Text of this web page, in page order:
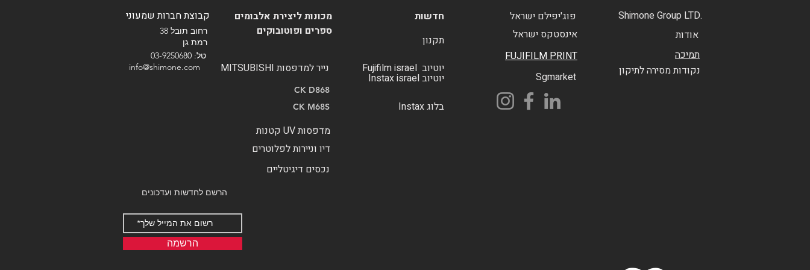
מכונות ליצירת אלבומים
ספרים ופוטובוקים
נייר למדפסות MITSUBISHI
קבוצת חברות שמעוני
רחוב תובל 38
רמת גן
טל: 03-9250680
info@shimone.com
CK D868
CK M68S
חדשות
תקנון
יוטיוב Fujifilm israel
יוטיוב Instax israel
בלוג Instax
פוג'יפילם ישראל
אינסטקס ישראל
Shimone Group LTD.
אודות
FUJIFILM PRINT
תמיכה
Sgmarket
נקודות מסירה לתיקון
מדפסות UV קטנות
דיו וניירות לפלוטרים
נכסים דיגיטליים
הרשם לחדשות ועדכונים
הרשמה